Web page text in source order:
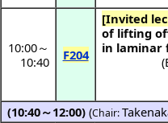
10:00～
10:40
F204
[Invited
of lifting
in laminar
(
(10:40～12:00) (Chair: